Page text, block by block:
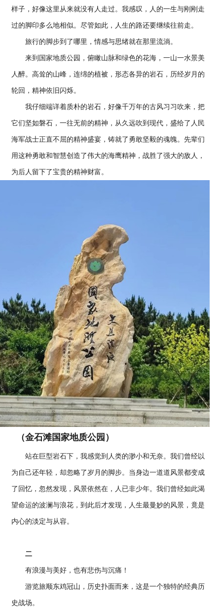
样子，好像这里从来就没有人走过。我感叹，人的一生与刚刚走
过的脚印多么地相似。尽管如此，人生的路还要继续往前走。
旅行的脚步到了哪里，情感与思绪就在那里流淌。
来到国家地质公园，俯瞰山脉和绿色的花海，一山一水景美
人醉。高耸的山峰，连绵的植被，形态各异的岩石，历经岁月的
轮回，精神依旧闪烁。
我仔细端详着质朴的岩石，好像千万年的古风习习吹来，把
它们坚如磐石，一往无前的精神，从久远吹到现代，盛给了人民
海军战士正直不屈的精神盛宴，铸就了勇敢坚毅的魂魄。先辈们
用这种勇敢和智慧创造了伟大的海鹰精神，战胜了强大的敌人，
为后人留下了宝贵的精神财富。
（金石滩国家地质公园）
站在巨型岩石下，我感觉到人类的渺小和无奈。我们曾经以
为自己还年轻，却忽略了岁月的脚步。当身边一道道风景都变成
了回忆，忽然发现，风景依然在，人已非少年。我们曾经如此渴
望命运的波澜与浪花，到此后才发现，人生最曼妙的风景，竟是
内心的淡定与从容。
二
有浪漫与美好，也有悲伤与沉痛！
游览旅顺东鸡冠山，历史扑面而来，这是一个独特的经典历
史战场。